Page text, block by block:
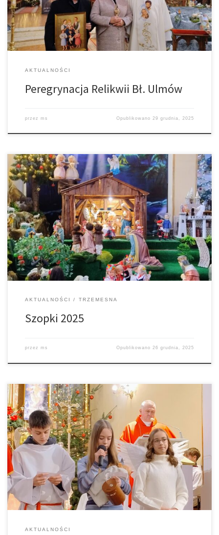
Łękawicy. Z relikwiami będzie wędrował także obraz Ulmów i
modlitewniki do wykorzystania. Prosimy, aby sąsiedzi […]
AKTUALNOŚCI
Peregrynacja Relikwii Bł. Ulmów
przez ms Opublikowano 29 grudnia, 2025
Szopka w Łękawicy Ruchoma szopka w Trzemesnej
AKTUALNOŚCI TRZEMESNA
Szopki 2025
przez ms Opublikowano26 grudnia, 2025
W drugi dzień świat do puszek zbierane są przez dzieci i
młodzież przedstawiających scenkę misyjną ofiary na Misje w
ramach Kolędników Misyjnych. Kolęda Misyjna to projekt
ewngielizacyjno-charytatywny realizowany po raz 33 pod
patronatem Bp. Tarnowskiego oraz Wydziału Misyjnego Kurii
Diecezjalnej w Tarnowie. Celem projektu jest wsparcie
tamtejszych dzieci przez nasze […]
AKTUALNOŚCI